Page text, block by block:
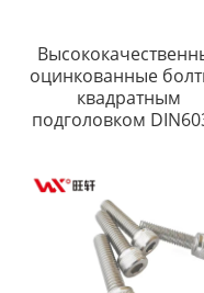
оцинкованные
квадратным
подголовком